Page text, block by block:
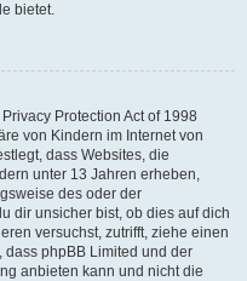
bietet.
Protection Act of 1998
von Kindern im Internet von
dass Websites, die
unter 13 Jahren erheben,
des oder der
dir unsicher bist, ob dies auf dich
versuchst, zutrifft, ziehe einen
dass phpBB Limited und der
anbieten kann und nicht die